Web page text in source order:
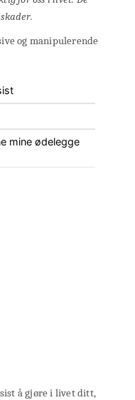
og manipulerende
mine ødelegge
å gjøre i livet ditt,